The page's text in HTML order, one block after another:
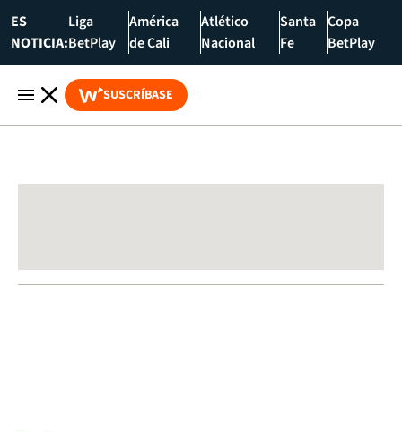
ES
NOTICIA:
Liga
BetPlay
América
de Cali
Atlético
Nacional
Santa
Fe
Copa
BetPlay
SUSCRÍBASE